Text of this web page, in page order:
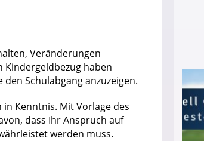
Veränderungen
Kindergeldbezug haben
Schulabgang anzuzeigen.
Kenntnis. Mit Vorlage des
dass Ihr Anspruch auf
werden muss.